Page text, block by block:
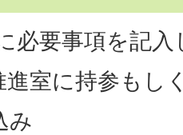
必要事項を記
室に持参もし
み